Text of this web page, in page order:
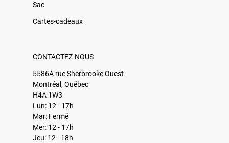
Sac
Cartes-cadeaux
CONTACTEZ-NOUS
5586A rue Sherbrooke Ouest
Montréal, Québec
H4A 1W3
Lun: 12 - 17h
Mar: Fermé
Mer: 12 - 17h
Jeu: 12 - 18h